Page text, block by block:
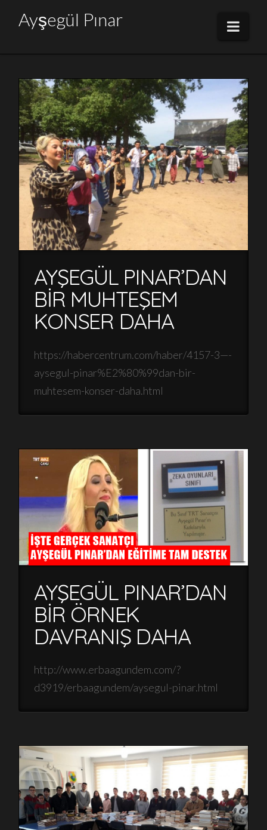
Ayşegül
Pınar
Ayşegül Pınar
AYŞEGÜL PINAR’DAN
BİR MUHTEŞEM
KONSER DAHA
https://habercentrum.com/haber/4157-3—-
aysegul-pinar%E2%80%99dan-bir-
muhtesem-konser-daha.html
AYŞEGÜL PINAR’DAN
BİR ÖRNEK
DAVRANIŞ DAHA
http://www.erbaagundem.com/?
d3919/erbaagundem/aysegul-pinar.html